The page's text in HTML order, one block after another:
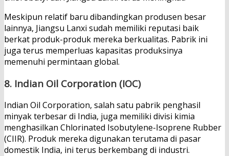
Meskipun relatif baru dibandingkan produsen besar
lainnya, Jiangsu Lanxi sudah memiliki reputasi baik
berkat produk-produk mereka berkualitas. Pabrik ini
juga terus memperluas kapasitas produksinya
memenuhi permintaan global.
8. Indian Oil Corporation (IOC)
Indian Oil Corporation, salah satu pabrik penghasil
minyak terbesar di India, juga memiliki divisi kimia
menghasilkan Chlorinated Isobutylene-Isoprene Rubber
(CIIR). Produk mereka digunakan terutama di pasar
domestik India, ini terus berkembang di industri.